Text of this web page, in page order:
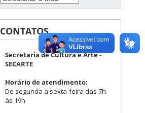
CONTATOS
Secretaria de Cultura e Arte -
SECARTE
Horário de atendimento:
De segunda a sexta-feira das 7h
às 19h